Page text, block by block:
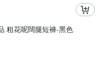
粗花呢闊腿短褲-黑色